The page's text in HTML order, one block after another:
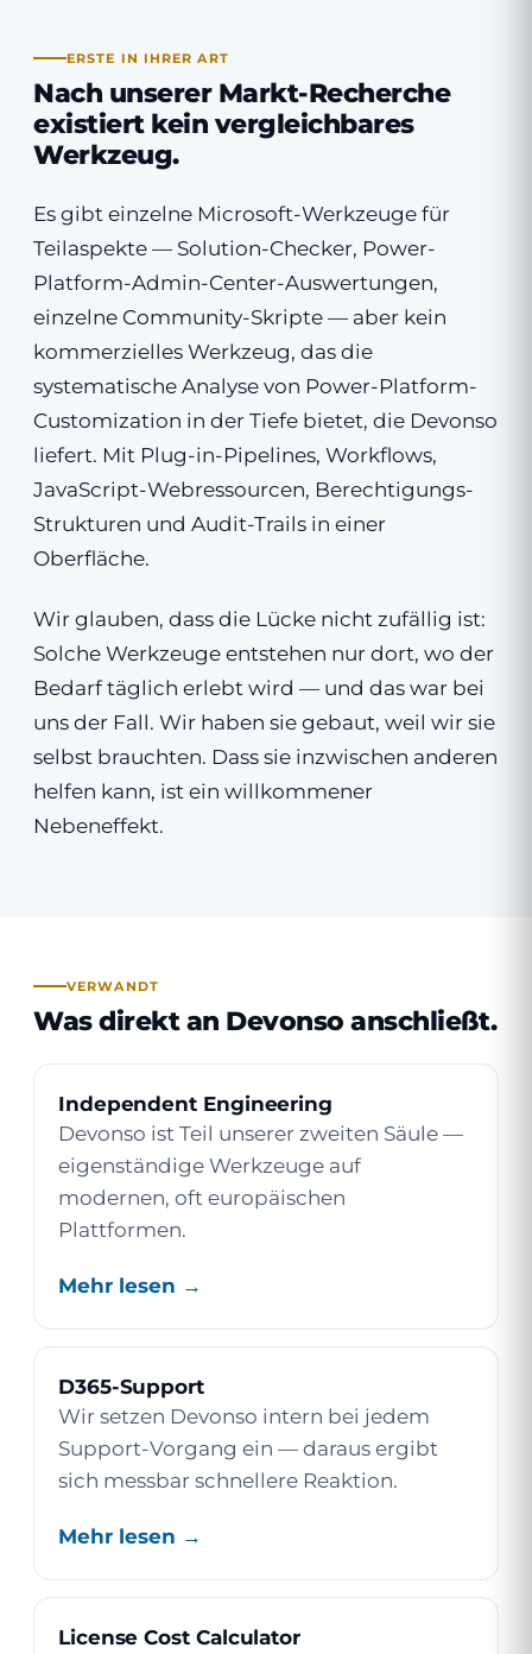
ERSTE IN IHRER ART
Nach unserer Markt-Recherche
existiert kein vergleichbares
Werkzeug.
Es gibt einzelne Microsoft-Werkzeuge für
Teilaspekte — Solution-Checker, Power-
Platform-Admin-Center-Auswertungen,
einzelne Community-Skripte — aber kein
kommerzielles Werkzeug, das die
systematische Analyse von Power-Platform-
Customization in der Tiefe bietet, die Devonso
liefert. Mit Plug-in-Pipelines, Workflows,
JavaScript-Webressourcen, Berechtigungs-
Strukturen und Audit-Trails in einer
Oberfläche.
Wir glauben, dass die Lücke nicht zufällig ist:
Solche Werkzeuge entstehen nur dort, wo der
Bedarf täglich erlebt wird — und das war bei
uns der Fall. Wir haben sie gebaut, weil wir sie
selbst brauchten. Dass sie inzwischen anderen
helfen kann, ist ein willkommener
Nebeneffekt.
VERWANDT
Was direkt an Devonso anschließt.
Independent Engineering
Devonso ist Teil unserer zweiten Säule —
eigenständige Werkzeuge auf
modernen, oft europäischen
Plattformen.
Mehr lesen →
D365-Support
Wir setzen Devonso intern bei jedem
Support-Vorgang ein — daraus ergibt
sich messbar schnellere Reaktion.
Mehr lesen →
License Cost Calculator